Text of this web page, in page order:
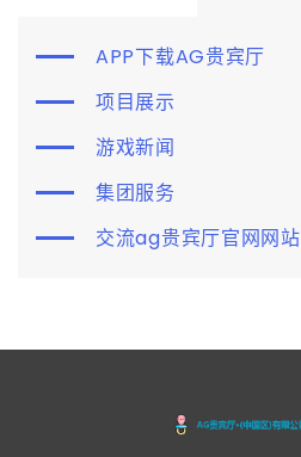
APP下载AG贵宾厅
项目展示
游戏新闻
集团服务
交流ag贵宾厅官网网站